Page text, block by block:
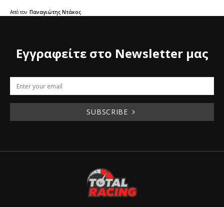
Από τον Παναγιώτης Ντάκος
Εγγραφείτε στο Newsletter μας
SUBSCRIBE